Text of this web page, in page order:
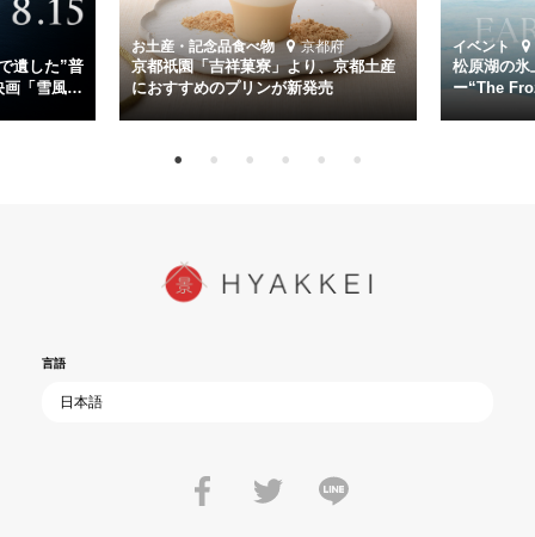
時代が再び、分断と暴力に揺れる現代。本作は「同じ過ちを繰り返す
道を歩んではいないか」と、彼らが命をかけて守りたいと願っ
た”今”を生きる私達に問いかける。戦後80年、戦争の記憶が薄れゆく
今だからこそ、尊い平和の価値を未来に繋ぐ作品『雪風 YUKIKAZE』
を多くの方にご覧いただきたい。
遺した”普
画「雪風
お土産・記念品食べ物 京都府
京都祇園「吉祥菓寮」より、京都土産
におすすめのプリンが新発売
イベント
松原湖の氷
ー“The
言語